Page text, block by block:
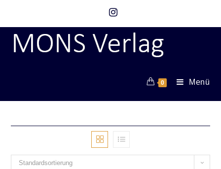
0 Menü
Standardsortierung